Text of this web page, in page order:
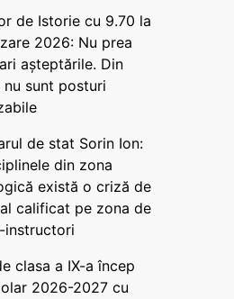
de Istorie cu 9.70 la
2026: Nu prea
așteptările. Din
nu sunt posturi
de stat Sorin Ion:
din zona
există o criză de
calificat pe zona de
instructori
clasa a IX-a încep
2026-2027 cu